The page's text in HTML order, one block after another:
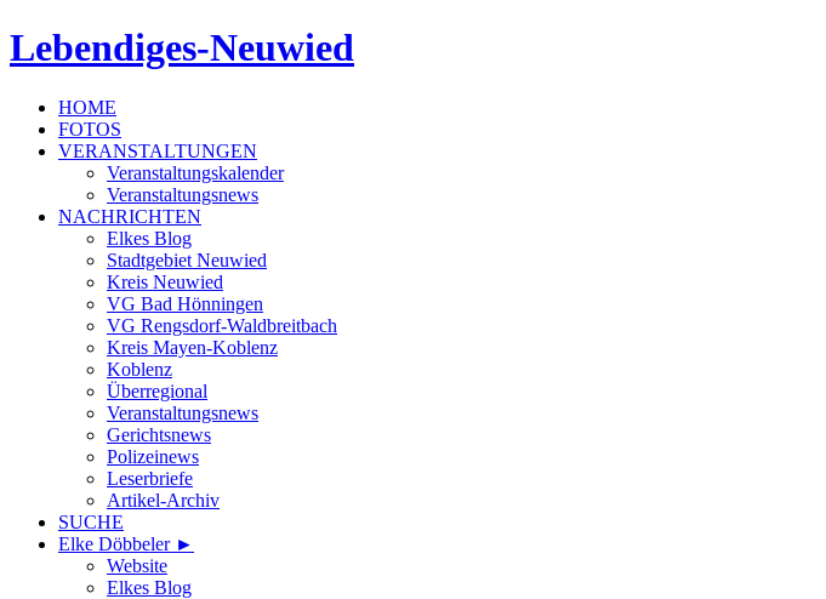
Lebendiges-Neuwied
HOME
FOTOS
VERANSTALTUNGEN
Veranstaltungskalender
Veranstaltungsnews
NACHRICHTEN
Elkes Blog
Stadtgebiet Neuwied
Kreis Neuwied
VG Bad Hönningen
VG Rengsdorf-Waldbreitbach
Kreis Mayen-Koblenz
Koblenz
Überregional
Veranstaltungsnews
Gerichtsnews
Polizeinews
Leserbriefe
Artikel-Archiv
SUCHE
Elke Döbbeler ►
Website
Elkes Blog